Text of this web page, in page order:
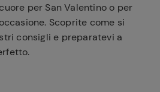
per San Valentino o per
Scoprite come si
consigli e preparatevi a